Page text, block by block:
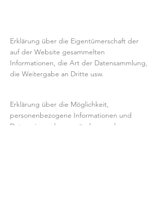
Erklärung über die Eigentümerschaft der
auf der Website gesammelten
Informationen, die Art der Datensammlung,
die Weitergabe an Dritte usw.
Erklärung über die Möglichkeit,
personenbezogene Informationen und
Daten einzusehen, zu ändern und zu